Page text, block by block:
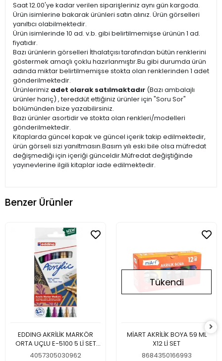
Saat 12.00'ye kadar verilen siparişleriniz aynı gün kargoda.
Ürün isimlerine bakarak ürünleri satın alınız. Ürün görselleri
yanıltıcı olabilmektedir.
Ürün isimlerinde 10 ad. v.b. gibi belirtilmemişse ürünün 1 ad.
fiyatıdır.
Bazı ürünlerin görselleri İthalatçısı tarafından bütün renklerini
göstermek amaçlı çoklu hazırlanmıştır.Bu gibi durumda ürün
adında miktar belirtilmemişse stokta olan renklerinden 1 adet
gönderilmektedir.
Ürünlerimiz adet olarak satılmaktadır (Bazı ambalajlı
ürünler hariç) , tereddüt ettiğiniz ürünler için "Soru Sor"
bölümünden bize yazabilirsiniz.
Bazı ürünler asortidir ve stokta olan renkleri/modelleri
gönderilmektedir.
Kitaplarda güncel kapak ve güncel içerik takip edilmektedir,
ürün görseli sizi yanıltmasın.Basım yılı eski bile olsa müfredat
değişmediği için içeriği günceldir.Müfredat değiştiğinde
yayınevlerine ilgili kitaplar iade edilmektedir.
Benzer Ürünler
EDDING AKRİLİK MARKÖR
ORTA UÇLU E-5100 5 Lİ SET
FESTIVE
4057305030962
Tükendi
MİART AKRİLİK BOYA 59 ML
X12 Lİ SET
8684350166993